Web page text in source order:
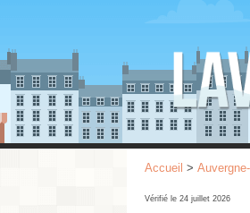
Accueil >
Vérifié le 24 juillet 2026